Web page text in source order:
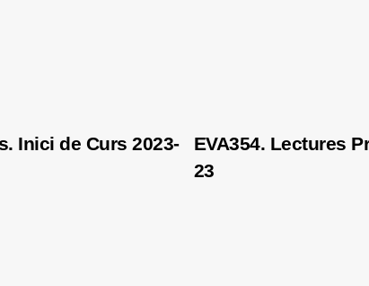
Inici de Curs 2023-
EVA354. Lectures
23